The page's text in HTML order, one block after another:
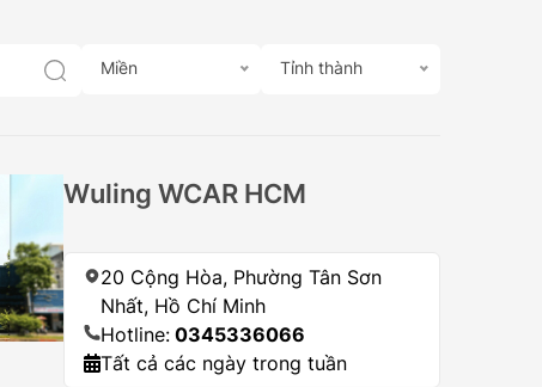
Miền Tỉnh thành
Wuling WCAR HCM
20 Cộng Hòa, Phường Tân Sơn
Nhất, Hồ Chí Minh
Hotline: 0345336066
Tất cả các ngày trong tuần